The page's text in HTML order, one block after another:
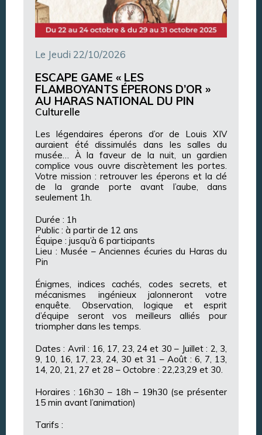
Le Jeudi 22/10/2026
ESCAPE GAME « LES
FLAMBOYANTS ÉPERONS D’OR »
AU HARAS NATIONAL DU PIN
Culturelle
Les légendaires éperons d’or de Louis XIV
auraient été dissimulés dans les salles du
musée… À la faveur de la nuit, un gardien
complice vous ouvre discrètement les portes.
Votre mission : retrouver les éperons et la clé
de la grande porte avant l’aube, dans
seulement 1h.
Durée : 1h
Public : à partir de 12 ans
Équipe : jusqu’à 6 participants
Lieu : Musée – Anciennes écuries du Haras du
Pin
Énigmes, indices cachés, codes secrets, et
mécanismes ingénieux jalonneront votre
enquête. Observation, logique et esprit
d’équipe seront vos meilleurs alliés pour
triompher dans les temps.
Dates : Avril : 16, 17, 23, 24 et 30 – Juillet : 2, 3,
9, 10, 16, 17, 23, 24, 30 et 31 – Août : 6, 7, 13,
14, 20, 21, 27 et 28 – Octobre : 22,23,29 et 30.
Horaires : 16h30 – 18h – 19h30 (se présenter
15 min avant l’animation)
Tarifs :